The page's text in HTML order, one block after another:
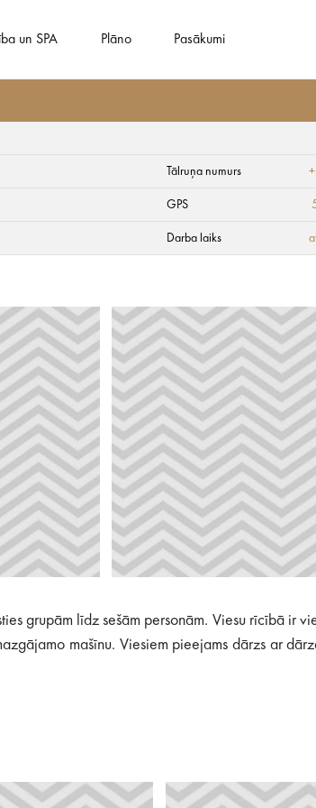
un SPA Plāno Pasākumi
Tālruņa numurs
GPS
Darba laiks
grupām līdz sešām personām. Viesu rīcībā ir
mašīnu. Viesiem pieejams dārzs ar